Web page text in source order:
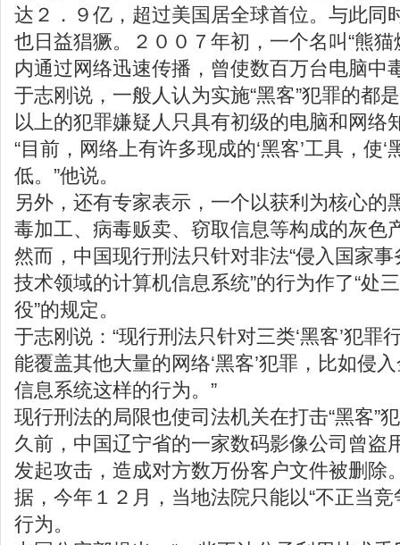
达２．９亿，超过美国居全球首位。与此同
也日益猖獗。２００７年初，一个名叫“熊
内通过网络迅速传播，曾使数百万台电脑中
于志刚说，一般人认为实施“黑客”犯罪的都
以上的犯罪嫌疑人只具有初级的电脑和网络
“目前，网络上有许多现成的‘黑客’工具，使‘
低。”他说。
另外，还有专家表示，一个以获利为核心的
毒加工、病毒贩卖、窃取信息等构成的灰色
然而，中国现行刑法只针对非法“侵入国家
技术领域的计算机信息系统”的行为作了“处
役”的规定。
于志刚说：“现行刑法只针对三类‘黑客’犯罪
能覆盖其他大量的网络‘黑客’犯罪，比如侵
信息系统这样的行为。”
现行刑法的局限也使司法机关在打击“黑客”
久前，中国辽宁省的一家数码影像公司曾盗
发起攻击，造成对方数万份客户文件被删除
据，今年１２月，当地法院只能以“不正当竞
行为。